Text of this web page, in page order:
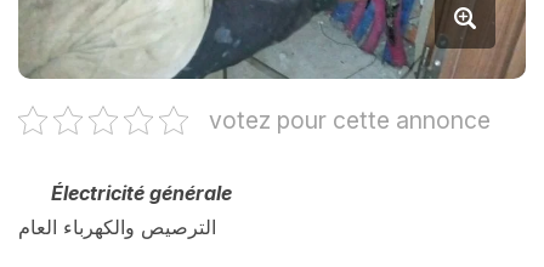
votez pour cette annonce
Électricité générale
الترصيص والكهرباء العام